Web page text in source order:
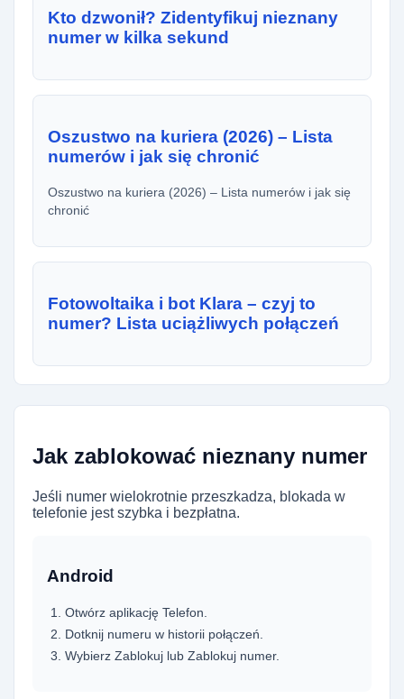
Kto dzwonił? Zidentyfikuj nieznany
numer w kilka sekund
Oszustwo na kuriera (2026) – Lista
numerów i jak się chronić
Oszustwo na kuriera (2026) – Lista numerów i jak się
chronić
Fotowoltaika i bot Klara – czyj to
numer? Lista uciążliwych połączeń
Jak zablokować nieznany numer
Jeśli numer wielokrotnie przeszkadza, blokada w
telefonie jest szybka i bezpłatna.
Android
Otwórz aplikację Telefon.
Dotknij numeru w historii połączeń.
Wybierz Zablokuj lub Zablokuj numer.